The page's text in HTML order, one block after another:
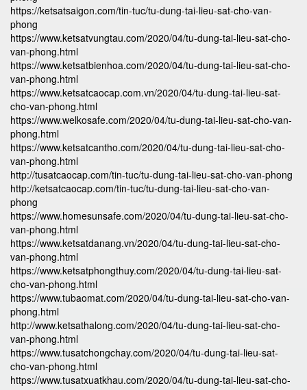
https://ketsatsaigon.com/tin-tuc/tu-dung-tai-lieu-sat-cho-van-
phong
https://www.ketsatvungtau.com/2020/04/tu-dung-tai-lieu-sat-cho-
van-phong.html
https://www.ketsatbienhoa.com/2020/04/tu-dung-tai-lieu-sat-cho-
van-phong.html
https://www.ketsatcaocap.com.vn/2020/04/tu-dung-tai-lieu-sat-
cho-van-phong.html
https://www.welkosafe.com/2020/04/tu-dung-tai-lieu-sat-cho-van-
phong.html
https://www.ketsatcantho.com/2020/04/tu-dung-tai-lieu-sat-cho-
van-phong.html
http://tusatcaocap.com/tin-tuc/tu-dung-tai-lieu-sat-cho-van-phong
http://ketsatcaocap.com/tin-tuc/tu-dung-tai-lieu-sat-cho-van-
phong
https://www.homesunsafe.com/2020/04/tu-dung-tai-lieu-sat-cho-
van-phong.html
https://www.ketsatdanang.vn/2020/04/tu-dung-tai-lieu-sat-cho-
van-phong.html
https://www.ketsatphongthuy.com/2020/04/tu-dung-tai-lieu-sat-
cho-van-phong.html
https://www.tubaomat.com/2020/04/tu-dung-tai-lieu-sat-cho-van-
phong.html
http://www.ketsathalong.com/2020/04/tu-dung-tai-lieu-sat-cho-
van-phong.html
https://www.tusatchongchay.com/2020/04/tu-dung-tai-lieu-sat-
cho-van-phong.html
https://www.tusatxuatkhau.com/2020/04/tu-dung-tai-lieu-sat-cho-